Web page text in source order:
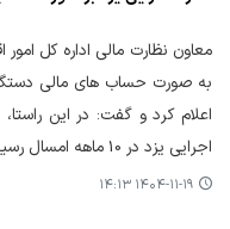
معاون نظارت مالی اداره کل
به صورت حساب های مالی
اجرایی یزد در 10 ماهه امسال رسیدگی شد.
۱۴۰۴-۱۱-۱۹ ۱۴:۱۳